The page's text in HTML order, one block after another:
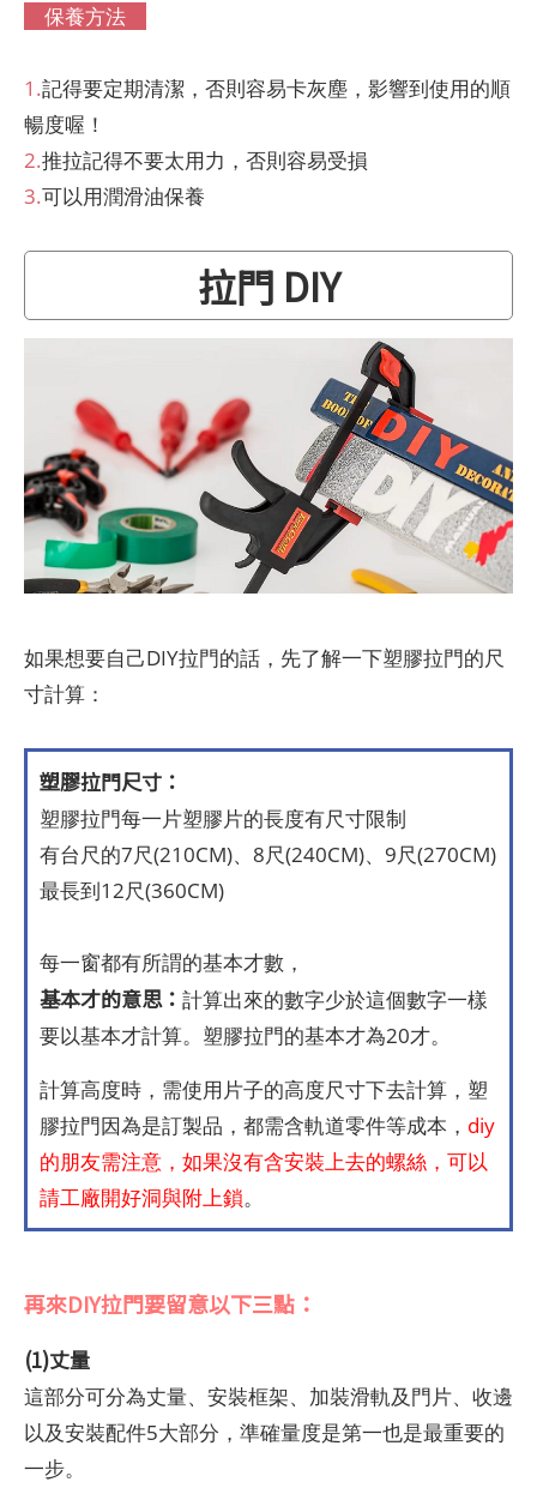
保養方法
1.記得要定期清潔，否則容易卡灰塵，影響到使用的順
暢度喔！
2.推拉記得不要太用力，否則容易受損
3.可以用潤滑油保養
拉門 DIY
如果想要自己DIY拉門的話，先了解一下塑膠拉門的尺
寸計算：
塑膠拉門尺寸：
塑膠拉門每一片塑膠片的長度有尺寸限制
有台尺的7尺(210CM)、8尺(240CM)、9尺(270CM)
最長到12尺(360CM)
每一窗都有所謂的基本才數，
基本才的意思： 計算出來的數字少於這個數字一樣
要以基本才計算。塑膠拉門的基本才為20才。
計算高度時，需使用片子的高度尺寸下去計算，塑
膠拉門因為是訂製品，都需含軌道零件等成本， diy
的朋友需注意，如果沒有含安裝上去的螺絲，可以
請工廠開好洞與附上鎖。
再來DIY拉門要留意以下三點：
(1)丈量
這部分可分為丈量、安裝框架、加裝滑軌及門片、收邊
以及安裝配件5大部分，準確量度是第一也是最重要的
一步。